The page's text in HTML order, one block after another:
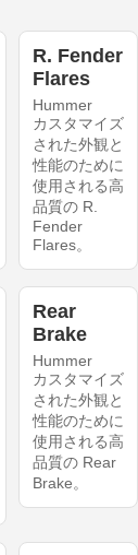
R. Fender
Flares
Hummer
カスタマイズ
された外観と
性能のために
使用される高
品質の R.
Fender
Flares。
Rear
Brake
Hummer
カスタマイズ
された外観と
性能のために
使用される高
品質の Rear
Brake。